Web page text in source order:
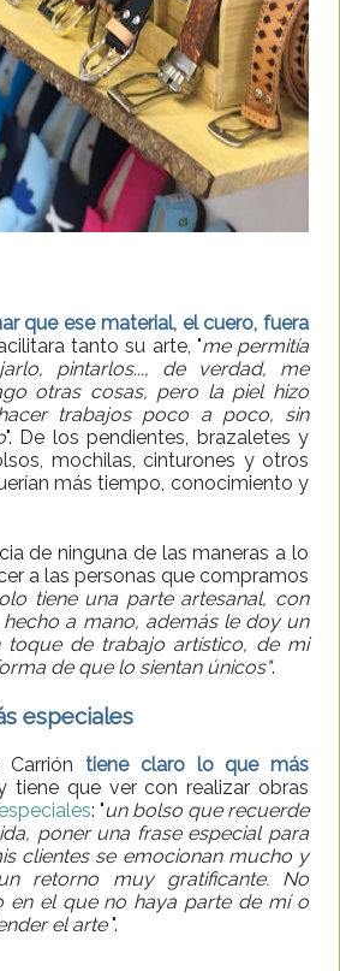
que ese material, el cuero, fuera
tanto su arte, "me permitía
pintarlos..., de verdad, me
otras cosas, pero la piel hizo
trabajos poco a poco, sin
". De los pendientes, brazaletes y
mochilas, cinturones y otros
más tiempo, conocimiento y
de ninguna de las maneras a lo
a las personas que compramos
tiene una parte artesanal, con
a mano, además le doy un
toque de trabajo artístico, de mi
de que lo sientan únicos".
especiales
Carrióntiene claro lo que más
tiene que ver con realizar obras
: "un bolso que recuerde
poner una frase especial para
clientes se emocionan mucho y
retorno muy gratificante. No
en el que no haya parte de mí o
el arte".